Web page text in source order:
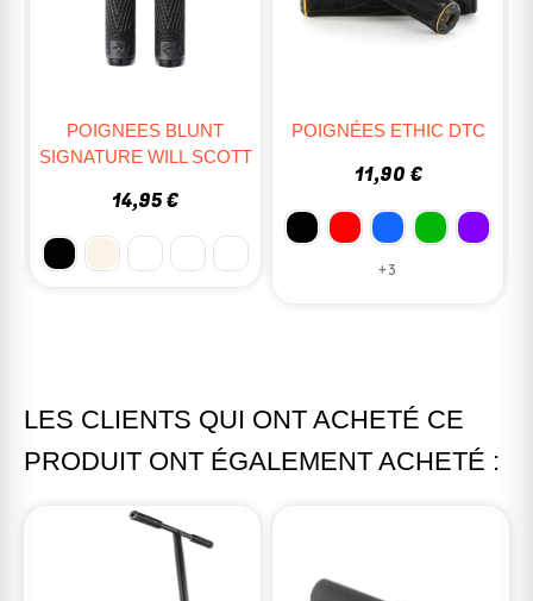
POIGNEES BLUNT
SIGNATURE WILL SCOTT
14,95 €
POIGNÉES ETHIC DTC
11,90 €
+3
LES CLIENTS QUI ONT ACHETÉ CE
PRODUIT ONT ÉGALEMENT ACHETÉ :